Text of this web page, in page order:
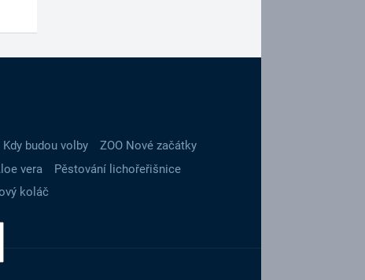
Kdy budou volby
ZOO Nové začátky
vera
Pěstování lichořeřišnice
koláč